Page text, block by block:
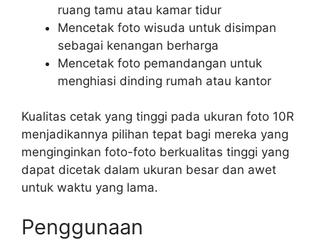
ruang tamu atau kamar tidur
Mencetak foto wisuda untuk disimpan
sebagai kenangan berharga
Mencetak foto pemandangan untuk
menghiasi dinding rumah atau kantor
Kualitas cetak yang tinggi pada ukuran foto 10R
menjadikannya pilihan tepat bagi mereka yang
menginginkan foto-foto berkualitas tinggi yang
dapat dicetak dalam ukuran besar dan awet
untuk waktu yang lama.
Penggunaan